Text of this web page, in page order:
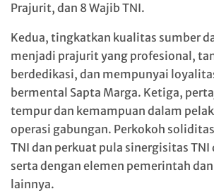
Prajurit, dan 8 Wajib TNI.
Kedua, tingkatkan kualitas sumber
menjadi prajurit yang profesional,
berdedikasi, dan mempunyai
bermental Sapta Marga. Ketiga,
tempur dan kemampuan dalam
operasi gabungan. Perkokoh
TNI dan perkuat pula sinergisitas TNI
serta dengan elemen pemerintah
lainnya.